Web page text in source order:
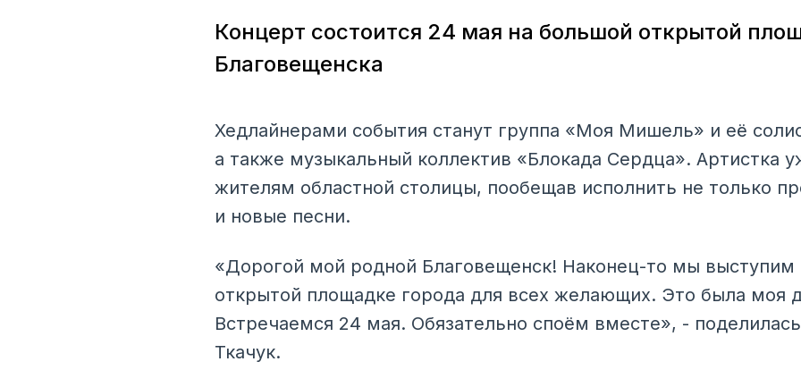
Концерт состоится 24 мая на большой открытой
Благовещенска
Хедлайнерами события станут группа «Моя Мишель» и её
а также музыкальный коллектив «Блокада Сердца». Артистка
жителям областной столицы, пообещав исполнить не только
и новые песни.
«Дорогой мой родной Благовещенск! Наконец-то мы выступим
открытой площадке города для всех желающих. Это была моя
Встречаемся 24 мая. Обязательно споём вместе», -
Ткачук.